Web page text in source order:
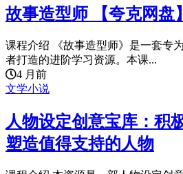
故事造型师 【夸克网盘】
课程介绍 《故事造型师》是一套专
者打造的进阶学习资源。本课...
4 月前
文学小说
人物设定创意宝库：积
塑造值得支持的人物